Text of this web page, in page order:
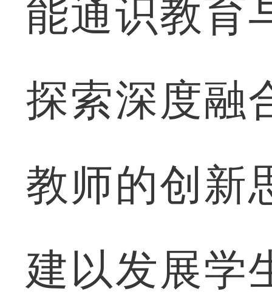
能通识教育
探索深度融
教师的创新
建以发展学